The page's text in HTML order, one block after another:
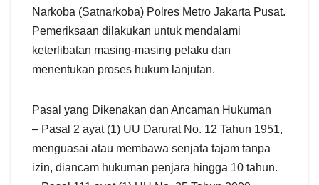
Narkoba (Satnarkoba) Polres Metro Jakarta Pusat.
Pemeriksaan dilakukan untuk mendalami
keterlibatan masing-masing pelaku dan
menentukan proses hukum lanjutan.
Pasal yang Dikenakan dan Ancaman Hukuman
– Pasal 2 ayat (1) UU Darurat No. 12 Tahun 1951,
menguasai atau membawa senjata tajam tanpa
izin, diancam hukuman penjara hingga 10 tahun.